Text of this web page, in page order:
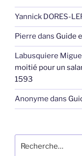
Yannick DORES-
Pierre dans Guide
Labusquiere
moitié pour un
1593
Anonyme dans
pour